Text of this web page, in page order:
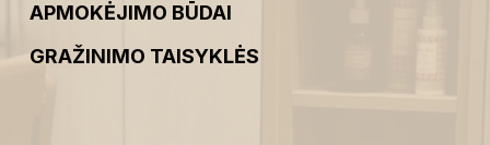
APMOKĖJIMO BŪDAI
GRAŽINIMO TAISYKLĖS